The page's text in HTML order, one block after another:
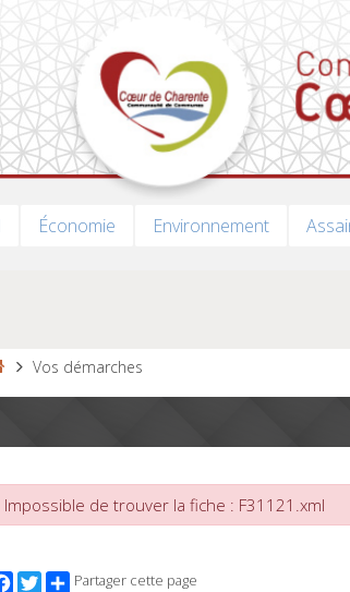
Économie Environnement
Vos démarches
Impossible de trouver la fiche : F31121.xml
Facebook
TwitterPartager cette page